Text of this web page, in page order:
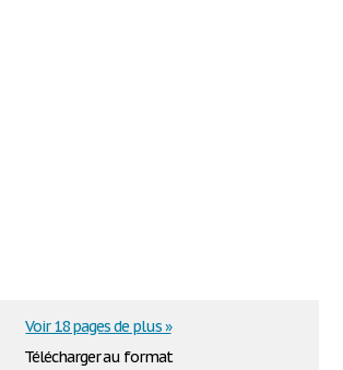
Télécharger au format
Voir 18 pages de plus »